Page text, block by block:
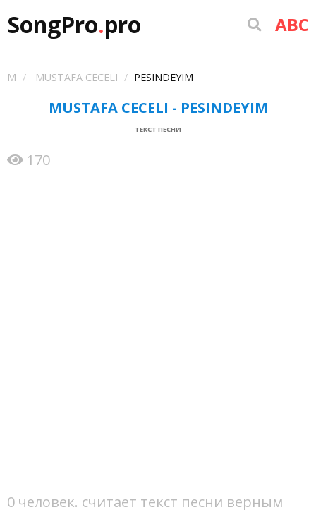
SongPro.pro ABC
M MUSTAFA CECELI PESINDEYIM
MUSTAFA CECELI - PESINDEYIM
ТЕКСТ ПЕСНИ
170
0 человек. считает текст песни верным